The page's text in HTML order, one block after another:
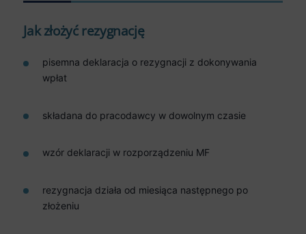
Jak złożyć rezygnację
pisemna deklaracja o rezygnacji z dokonywania
wpłat
składana do pracodawcy w dowolnym czasie
wzór deklaracji w rozporządzeniu MF
rezygnacja działa od miesiąca następnego po
złożeniu